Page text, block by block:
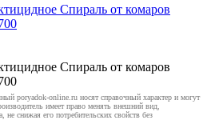
poryadok-online.ru носят справочный характер и могут
имеет право менять внешний вид,
не снижая его потребительских свойств без